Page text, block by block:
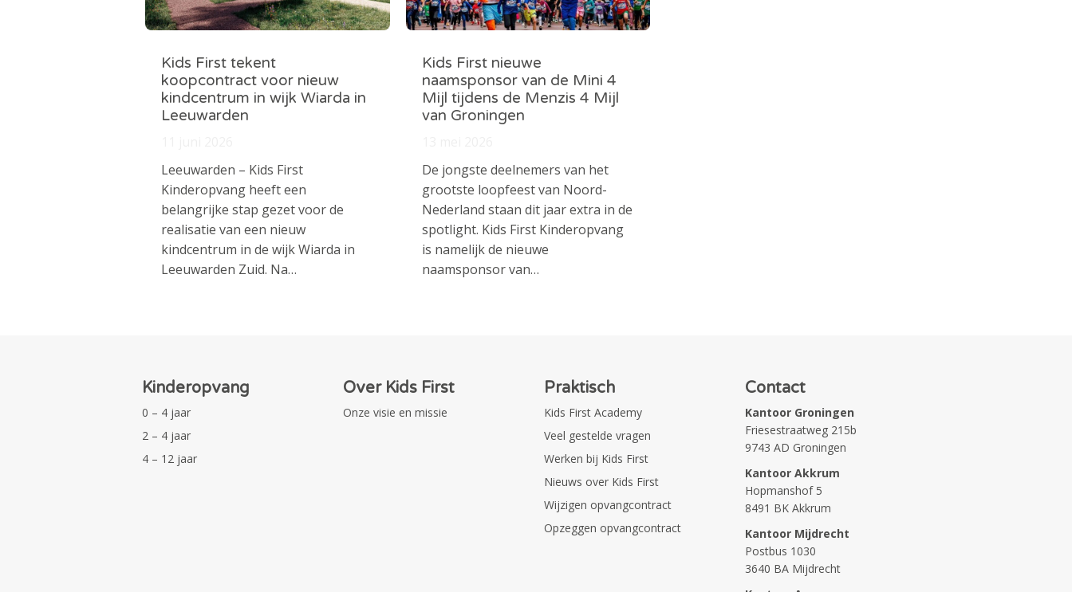
Kids First tekent
koopcontract voor nieuw
kindcentrum in wijk Wiarda in
Leeuwarden
Leeuwarden – Kids First
Kinderopvang heeft een
belangrijke stap gezet voor de
realisatie van een nieuw
kindcentrum in de wijk Wiarda in
Leeuwarden Zuid. Na…
Kids First nieuwe
naamsponsor van de Mini 4
Mijl tijdens de Menzis 4 Mijl
van Groningen
De jongste deelnemers van het
grootste loopfeest van Noord-
Nederland staan dit jaar extra in de
spotlight. Kids First Kinderopvang
is namelijk de nieuwe
naamsponsor van…
Kinderopvang
0 – 4 jaar
2 – 4 jaar
4 – 12 jaar
Over Kids First
Onze visie en missie
Praktisch
Kids First Academy
Veel gestelde vragen
Werken bij Kids First
Nieuws over Kids First
Wijzigen opvangcontract
Opzeggen opvangcontract
Contact
Kantoor Groningen
Friesestraatweg 215b
9743 AD Groningen
Kantoor Akkrum
Hopmanshof 5
8491 BK Akkrum
Kantoor Mijdrecht
Postbus 1030
3640 BA Mijdrecht